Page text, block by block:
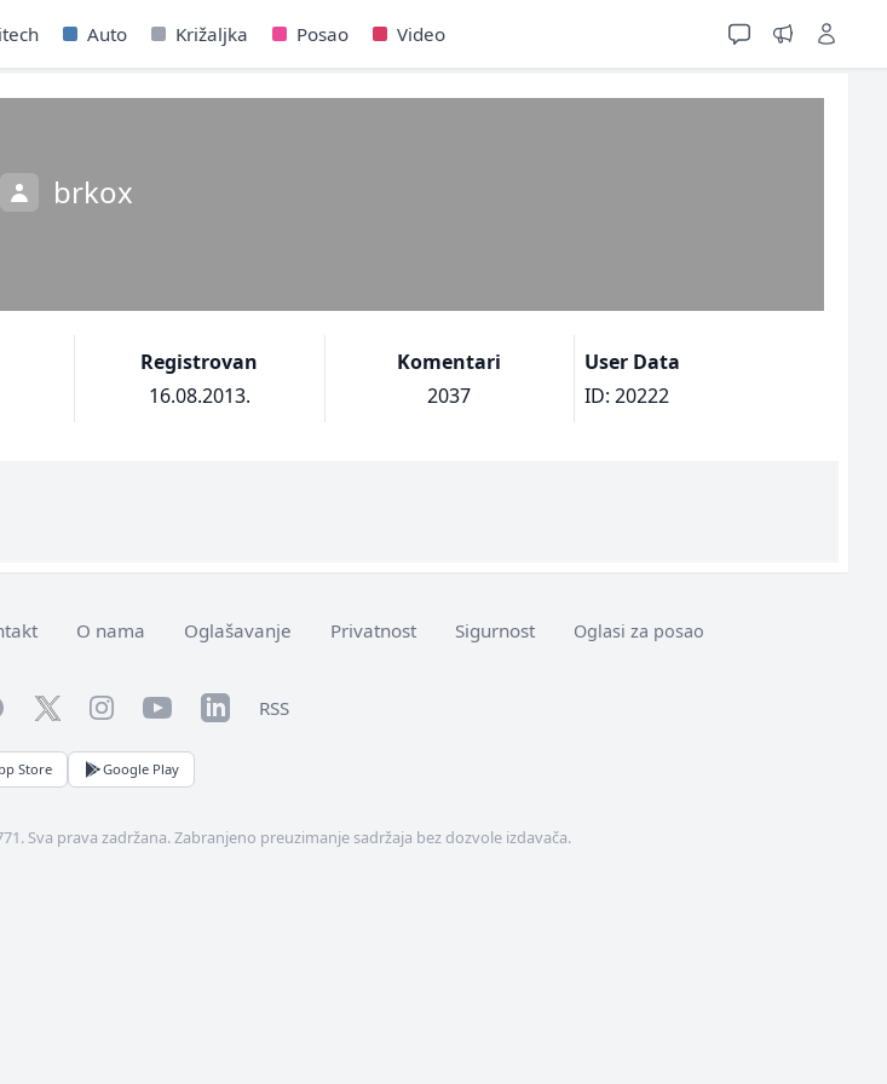
Auto Križaljka Posao Video
brkox
Registrovan
16.08.2013.
Komentari
2037
User Data
ID: 20222
O nama Oglašavanje Privatnost Sigurnost Oglasi za posao
TwitterInstagramYouTubeLinkedInRSS
Store Google Play
Sva prava zadržana. Zabranjeno preuzimanje sadržaja bez dozvole izdavača.